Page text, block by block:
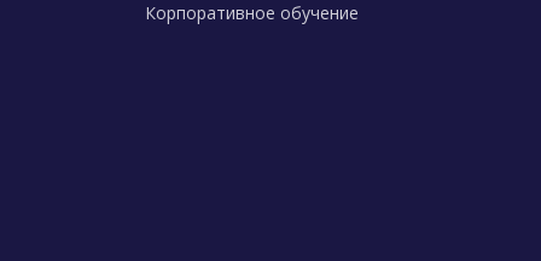
Корпоративное обучение